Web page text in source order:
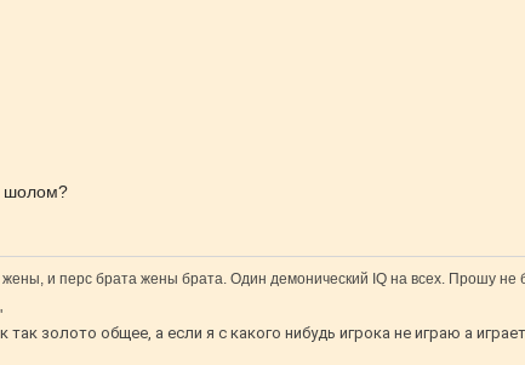
шолом?
и перс брата жены брата. Один демонический IQ на всех. Прошу не
золото общее, а если я с какого нибудь игрока не играю а